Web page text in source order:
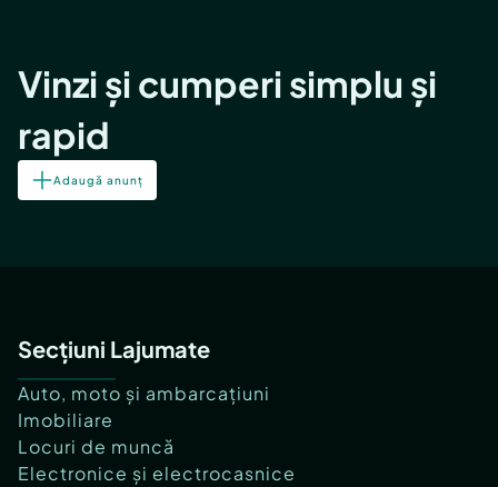
Vinzi și cumperi simplu și
rapid
Adaugă anunț
Secțiuni Lajumate
Auto, moto și ambarcațiuni
Imobiliare
Locuri de muncă
Electronice și electrocasnice